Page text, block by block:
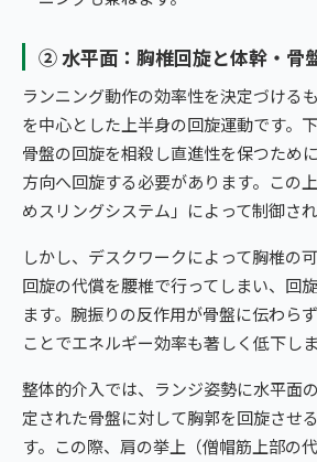
② 水平面：胸椎回旋と体幹・骨
ランニング動作の効率性を決定づける
を中心とした上半身の回旋運動です。
骨盤の回旋を相殺し直進性を保つため
方向へ回旋する必要があります。この
めスリングシステム」によって制御され
しかし、デスクワークによって胸椎の
回旋の代償を腰椎で行ってしまい、回
ます。腕振りの反作用が骨盤に伝わら
ことでエネルギー効率も著しく低下しま
整体的介入では、ランジ姿勢に水平面
定された骨盤に対して胸郭を回旋させ
す。この際、肩の挙上（僧帽筋上部の